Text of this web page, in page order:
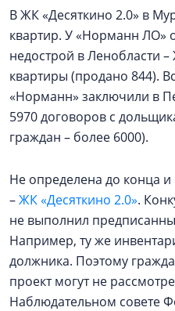
В ЖК «Десяткино 2.0» в
квартир. У «Норманн ЛО»
недострой в Ленобласти
квартиры (продано 844).
«Норманн» заключили в
5970 договоров с
граждан – более 6000).
Не определена до конца и
–ЖК «Десяткино 2.0».
не выполнил
Например, ту же
должника. Поэтому
проект могут не
Наблюдательном совете